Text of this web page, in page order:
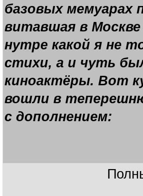
базовых мемуарах
витавшая в
нутре какой я не
стихи, а и чуть
киноактёры. Вот
вошли в
с дополнением: